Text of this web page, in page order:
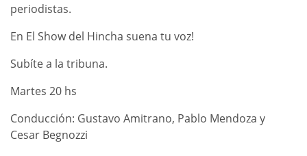
periodistas.
En El Show del Hincha suena tu voz!
Subíte a la tribuna.
Martes 20 hs
Conducción: Gustavo Amitrano, Pablo Mendoza y
Cesar Begnozzi